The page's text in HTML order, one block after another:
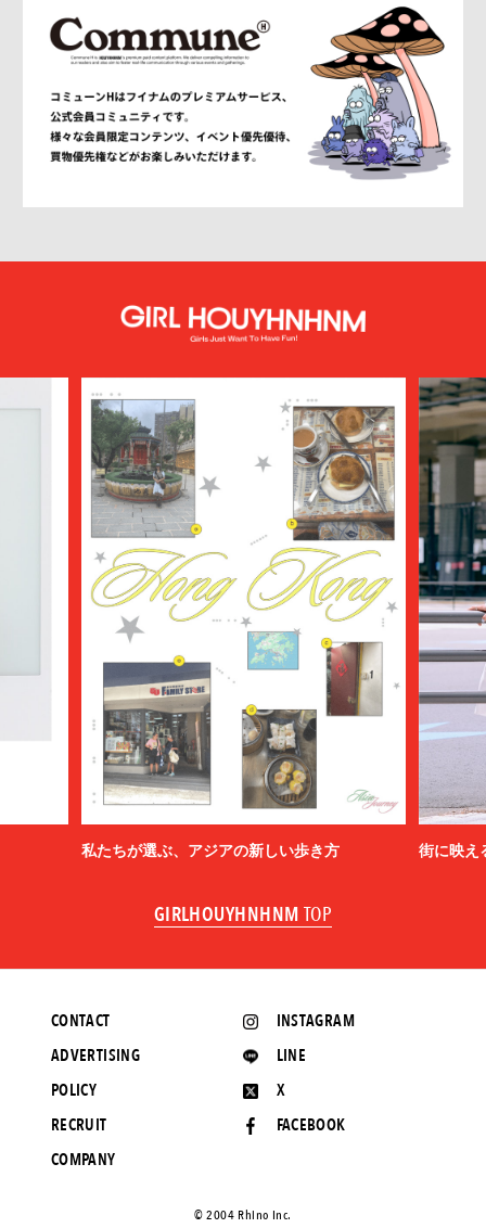
私たちが選ぶ、アジアの新しい歩き方 街に映え
GIRLHOUYHNHNM TOP
INSTAGRAM
LINE
X
FACEBOOK
CONTACT
ADVERTISING
POLICY
RECRUIT
COMPANY
©️ 2004 Rhino Inc.